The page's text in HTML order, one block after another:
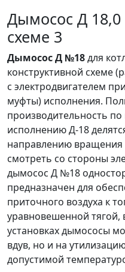
Дымосос Д
схеме 3
Дымосос Д №18для
конструктивной схеме
с электродвигателем
муфты) исполнения.
производительность по
исполнению Д-18
направлению вращения
смотреть со стороны
дымосос Д №18
предназначен для
приточного воздуха к
уравновешенной тягой,
установках дымососы
вдув, но и на
допустимой